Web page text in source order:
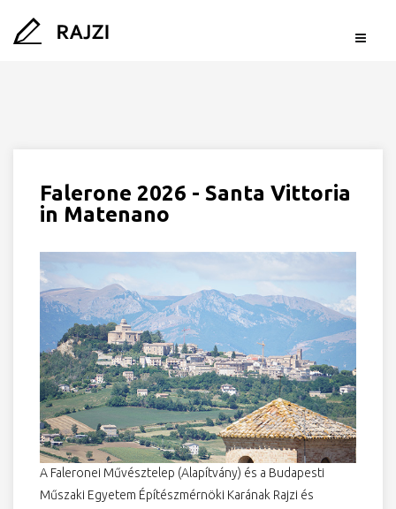
Falerone 2026 - Santa Vittoria
in Matenano
A Faleronei Művésztelep (Alapítvány) és a Budapesti
Műszaki Egyetem Építészmérnöki Karának Rajzi és